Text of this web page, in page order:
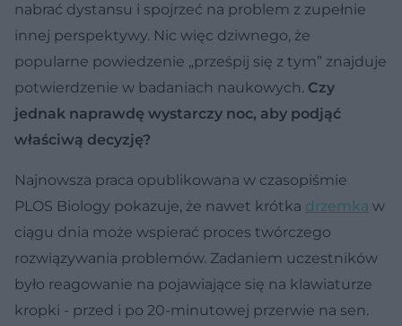
nabrać dystansu i spojrzeć na problem z zupełnie
innej perspektywy. Nic więc dziwnego, że
popularne powiedzenie „prześpij się z tym” znajduje
potwierdzenie w badaniach naukowych. Czy
jednak naprawdę wystarczy noc, aby podjąć
właściwą decyzję?
Najnowsza praca opublikowana w czasopiśmie
PLOS Biology pokazuje, że nawet krótka drzemka w
ciągu dnia może wspierać proces twórczego
rozwiązywania problemów. Zadaniem uczestników
było reagowanie na pojawiające się na klawiaturze
kropki - przed i po 20-minutowej przerwie na sen.